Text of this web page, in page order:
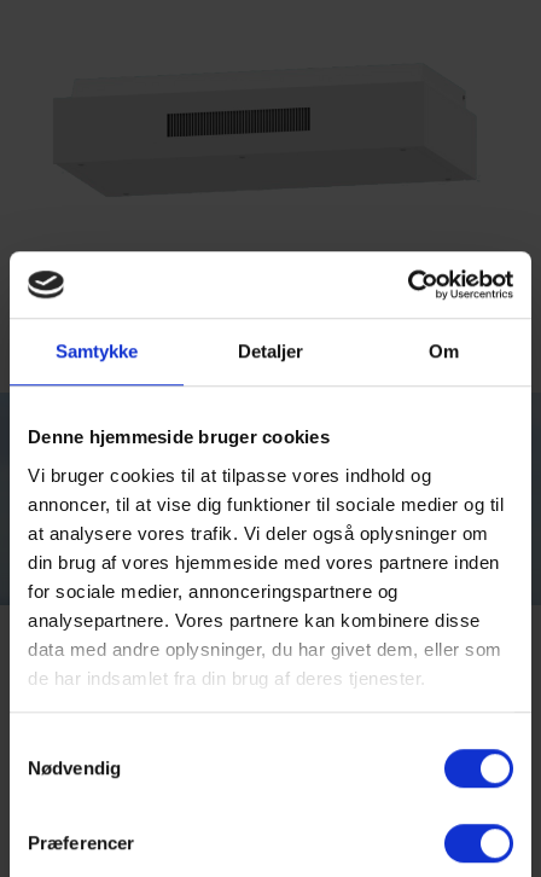
Samtykke Detaljer Om
Denne hjemmeside bruger cookies
Vi bruger cookies til at tilpasse vores indhold og
annoncer, til at vise dig funktioner til sociale medier og til
at analysere vores trafik. Vi deler også oplysninger om
din brug af vores hjemmeside med vores partnere inden
for sociale medier, annonceringspartnere og
analysepartnere. Vores partnere kan kombinere disse
data med andre oplysninger, du har givet dem, eller som
de har indsamlet fra din brug af deres tjenester.
Nødvendig
Præferencer
Tænk på indeklimaet, og gør noget ved
miljøet... Køb energivenlig ventilation
Tekniske data
Luftmængde 175-760 m³/h
Strømforbrug